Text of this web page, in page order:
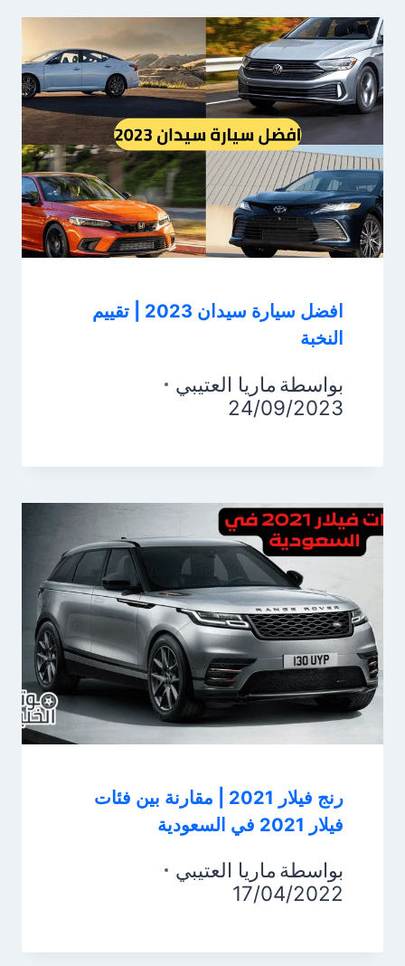
افضل سيارة سيدان 2023 | تقييم
النخبة
بواسطة ماريا العتيبي
24/09/2023
رنج فيلار 2021 | مقارنة بين فئات
فيلار 2021 في السعودية
بواسطة ماريا العتيبي
17/04/2022